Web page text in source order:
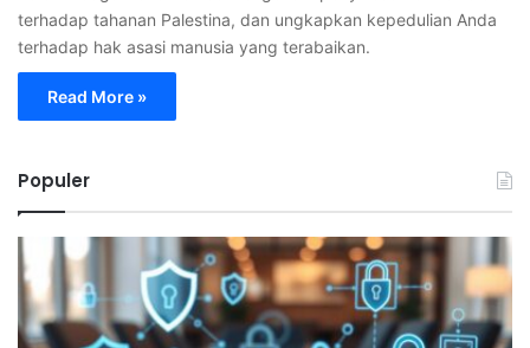
terhadap tahanan Palestina, dan ungkapkan kepedulian Anda
terhadap hak asasi manusia yang terabaikan.
Read More »
Populer